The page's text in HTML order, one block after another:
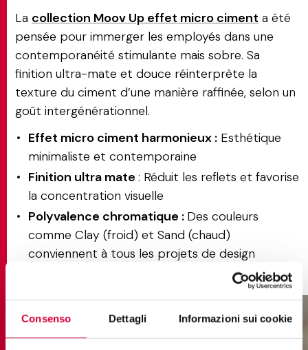
Consenso Dettagli Informazioni sui cookie
La collection Moov Up effet micro ciment a été
pensée pour immerger les employés dans une
contemporanéité stimulante mais sobre. Sa
finition ultra-mate et douce réinterprète la
texture du ciment d’une manière raffinée, selon un
goût intergénérationnel.
Effet micro ciment harmonieux : Esthétique
minimaliste et contemporaine
Finition ultra mate: Réduit les reflets et favorise
la concentration visuelle
Polyvalence chromatique : Des couleurs
comme Clay (froid) et Sand (chaud)
conviennent à tous les projets de design